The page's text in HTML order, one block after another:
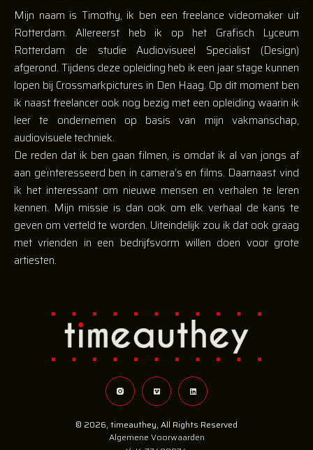
Mijn naam is Timothy, ik ben een freelance videomaker uit
Rotterdam. Allereerst heb ik op het Grafisch Lyceum
Rotterdam de studie Audiovisueel Specialist (Design)
afgerond. Tijdens deze opleiding heb ik een jaar stage kunnen
lopen bij Crossmarkpictures in Den Haag. Op dit moment ben
ik naast freelancer ook nog bezig met een opleiding waarin ik
leer te ondernemen op basis van mijn vakmanschap,
audiovisuele techniek.
De reden dat ik ben gaan filmen, is omdat ik al van jongs af
aan geïnteresseerd ben in camera’s en films. Daarnaast vind
ik het interessant om nieuwe mensen en verhalen te leren
kennen. Mijn missie is dan ook om elk verhaal de kans te
geven om verteld te worden. Uiteindelijk zou ik dat ook graag
met vrienden in een bedrijfsvorm willen doen voor grote
artiesten.
© 2026, timeauthey, All Rights Reserved
Algemene Voorwaarden